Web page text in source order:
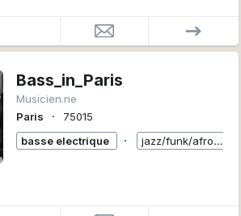
Bass_in_Paris
Musicien.ne
Paris
∙
75015
basse electrique
∙ jazz/funk/afro/latino